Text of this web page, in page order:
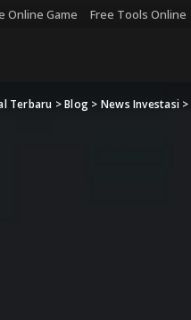
Online Game Free Tools Online
Terbaru >Blog > News Investasi >